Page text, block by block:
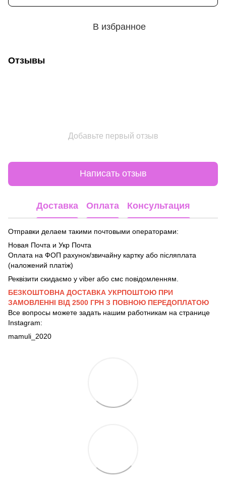
В избранное
Отзывы
Добавьте первый отзыв
Написать отзыв
Доставка Оплата Консультация
Отправки делаем такими почтовыми операторами:
Новая Почта и Укр Почта
Оплата на ФОП рахунок/звичайну картку або післяплата
(наложений платіж)
Реквізити скидаємо у viber або смс повідомленням.
БЕЗКОШТОВНА ДОСТАВКА УКРПОШТОЮ ПРИ
ЗАМОВЛЕННІ ВІД 2500 ГРН З ПОВНОЮ ПЕРЕДОПЛАТОЮ
Все вопросы можете задать нашим работникам на странице
Instagram:
mamuli_2020